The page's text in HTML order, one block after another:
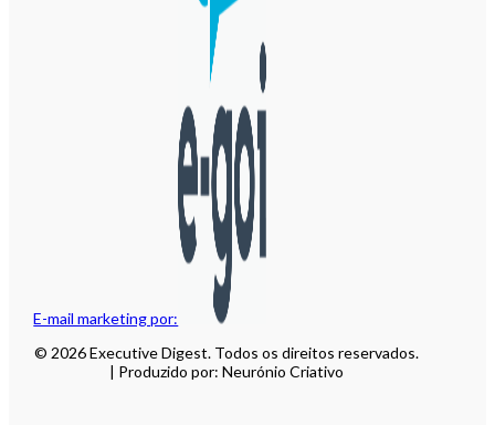
E-mail marketing por:
© 2026 Executive Digest. Todos os direitos reservados.
| Produzido por: Neurónio Criativo